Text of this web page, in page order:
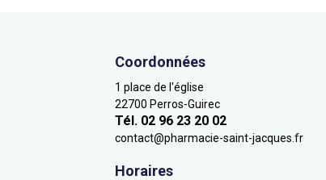
Coordonnées
1 place de l'église
22700 Perros-Guirec
Tél. 02 96 23 20 02
contact@pharmacie-saint-jacques.fr
Horaires